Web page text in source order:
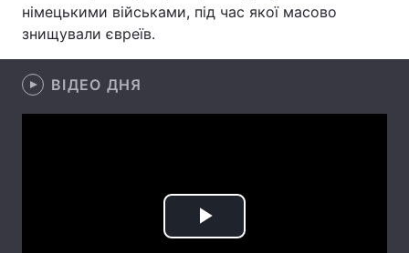
Головна Війна
Економіка
німецькими військами, під час якої масово
знищували євреїв.
ВІДЕО ДНЯ
Play